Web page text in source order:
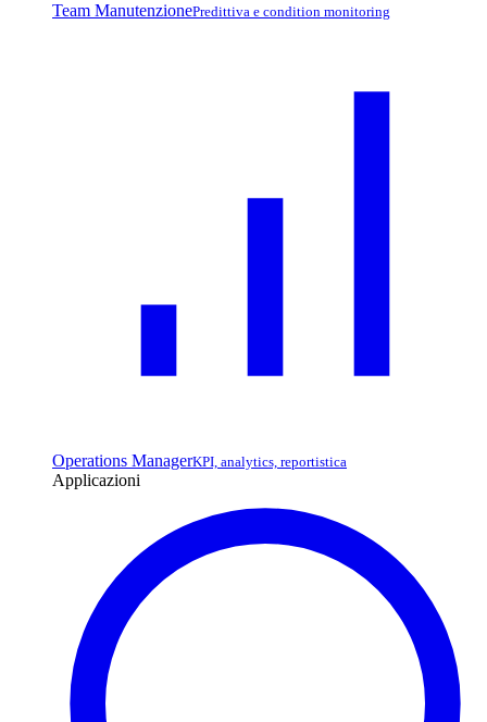
Team ManutenzionePredittiva e condition monitoring
Operations ManagerKPI, analytics, reportistica
Applicazioni